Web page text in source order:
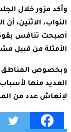
وأكد مزور خلال
النواب، الاثنين،
أصبحت تنافس بقوة
الأمثلة من قبيل
وبخصوص المناطق
العديد منها
لإنعاش عدد من